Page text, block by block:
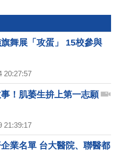
舞展「攻蛋」 15校參與
20:27:57
！肌萎生拚上第一志願
21:39:17
業名單 台大醫院、聯醫都